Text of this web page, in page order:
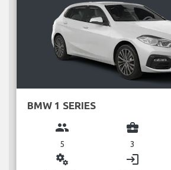
BMW 1 SERIES
group
5
business_center
3
miscellaneous_services login